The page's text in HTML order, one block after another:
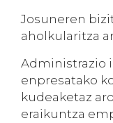
Josuneren
aholkularitza
Administrazio
enpresatako
kudeaketaz
eraikuntza